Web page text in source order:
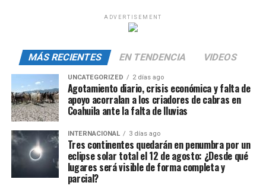
ADVERTISEMENT
MÁS RECIENTES EN TENDENCIA VIDEOS
UNCATEGORIZED 2 días ago
Agotamiento diario, crisis económica y falta de
apoyo acorralan a los criadores de cabras en
Coahuila ante la falta de lluvias
INTERNACIONAL 3 días ago
Tres continentes quedarán en penumbra por un
eclipse solar total el 12 de agosto: ¿Desde qué
lugares será visible de forma completa y
parcial?